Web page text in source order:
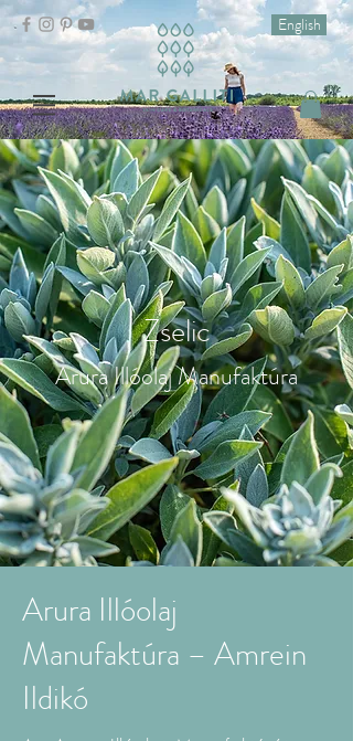
English
Zselic
Arura Illóolaj Manufaktúra
Arura Illóolaj
Manufaktúra – Amrein
Ildikó